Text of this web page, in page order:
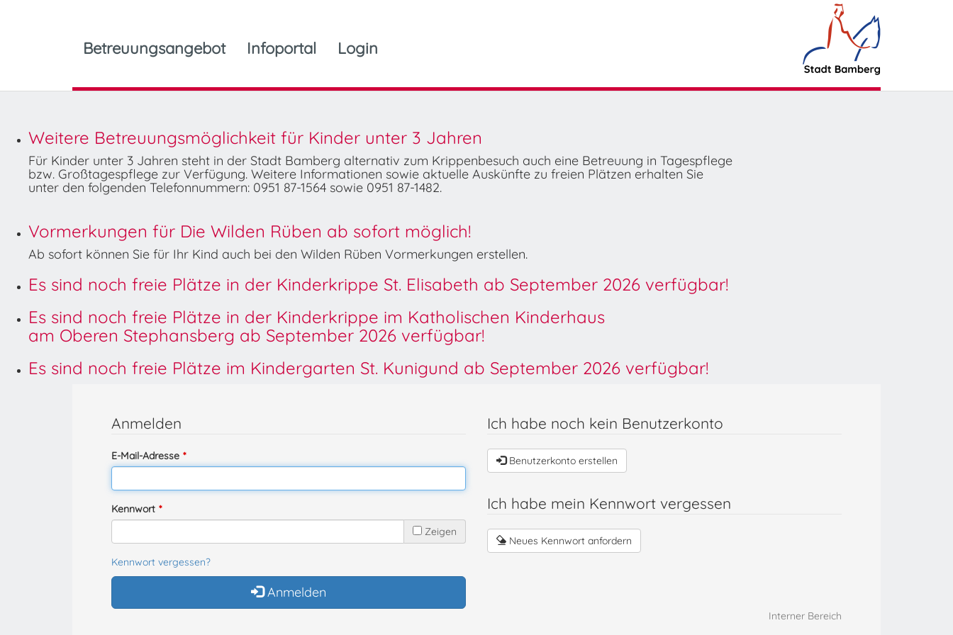
Betreuungsangebot Infoportal Login
Weitere Betreuungsmöglichkeit für Kinder unter 3 Jahren
Für Kinder unter 3 Jahren steht in der Stadt Bamberg alternativ zum Krippenbesuch auch eine Betreuung in Tagespflege
bzw. Großtagespflege zur Verfügung. Weitere Informationen sowie aktuelle Auskünfte zu freien Plätzen erhalten Sie
unter den folgenden Telefonnummern: 0951 87-1564 sowie 0951 87-1482.
Vormerkungen für Die Wilden Rüben ab sofort möglich!
Ab sofort können Sie für Ihr Kind auch bei den Wilden Rüben Vormerkungen erstellen.
Es sind noch freie Plätze in der Kinderkrippe St. Elisabeth ab September 2026 verfügbar!
Es sind noch freie Plätze in der Kinderkrippe im Katholischen Kinderhaus
am Oberen Stephansberg ab September 2026 verfügbar!
Es sind noch freie Plätze im Kindergarten St. Kunigund ab September 2026 verfügbar!
Anmelden
E-Mail-Adresse
Kennwort
Zeigen
Kennwort vergessen?
Anmelden
Ich habe noch kein Benutzerkonto
Benutzerkonto erstellen
Ich habe mein Kennwort vergessen
Neues Kennwort anfordern
Interner Bereich